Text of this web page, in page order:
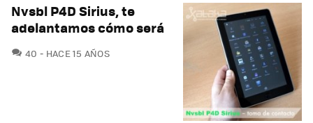
Nvsbl P4D Sirius, te
adelantamos cómo será
40 COMENTARIOS
HACE 15 AÑOS